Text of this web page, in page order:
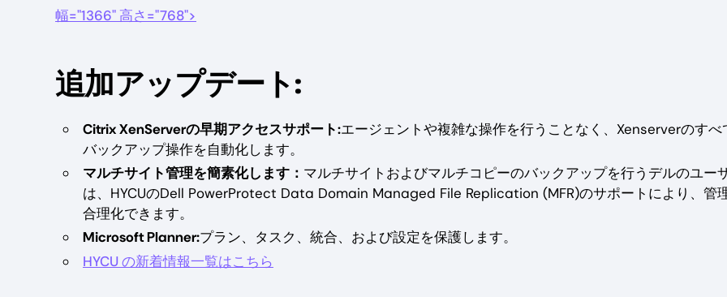
幅="1366" 高さ="768">
追加アップデート:
Citrix XenServerの早期アクセスサポート:エージェントや複雑な操作を行うことなく、Xenserverのすべ
バックアップ操作を自動化します。
マルチサイト管理を簡素化します： マルチサイトおよびマルチコピーのバックアップを行うデルのユー
は、HYCUのDell PowerProtect Data Domain Managed File Replication (MFR)のサポートにより、管
合理化できます。
Microsoft Planner:プラン、タスク、統合、および設定を保護します。
HYCU の新着情報一覧はこちら